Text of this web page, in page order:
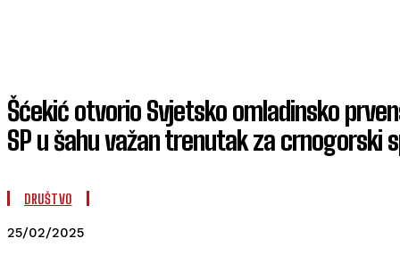
Šćekić otvorio Svjetsko omladinsko
SP u šahu važan trenutak za crnogorski
DRUŠTVO
25/02/2025